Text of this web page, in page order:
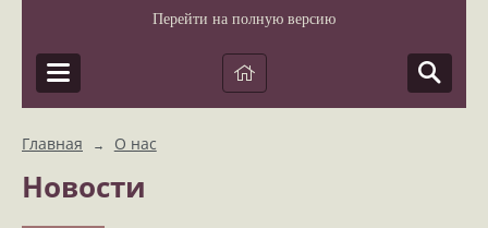
Перейти на полную версию
Главная → О нас
Новости